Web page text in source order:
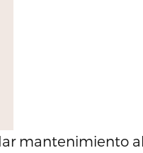
mantenimiento